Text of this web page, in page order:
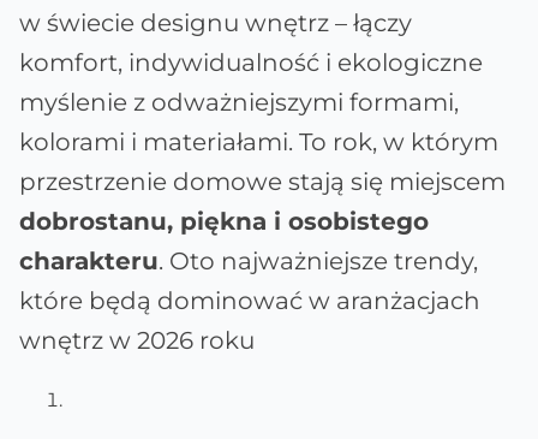
w świecie designu wnętrz – łączy
komfort, indywidualność i ekologiczne
myślenie z odważniejszymi formami,
kolorami i materiałami. To rok, w którym
przestrzenie domowe stają się miejscem
dobrostanu, piękna i osobistego
charakteru. Oto najważniejsze trendy,
które będą dominować w aranżacjach
wnętrz w 2026 roku